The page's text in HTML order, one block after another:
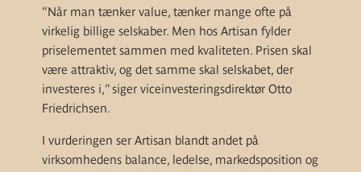
“Når man tænker value, tænker mange ofte på
virkelig billige selskaber. Men hos Artisan fylder
priselementet sammen med kvaliteten. Prisen skal
være attraktiv, og det samme skal selskabet, der
investeres i,” siger viceinvesteringsdirektør Otto
Friedrichsen.
I vurderingen ser Artisan blandt andet på
virksomhedens balance, ledelse, markedsposition og